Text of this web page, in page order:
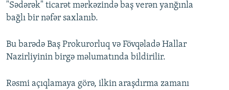
XƏBƏR BÜLLETENLƏRIMIZ
720p
720p
"Sədərək" ticarət mərkəzində baş verən yanğınla
bağlı bir nəfər saxlanıb.
Bu barədə Baş Prokurorluq və Fövqəladə Hallar
Nazirliyinin birgə məlumatında bildirilir.
Rəsmi açıqlamaya görə, ilkin araşdırma zamanı